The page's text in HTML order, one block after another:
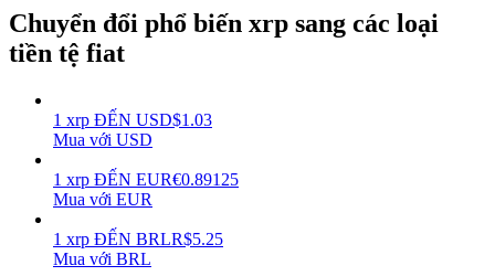
Học cách duy trì lợi nhuận
Chuyển đổi phổ biến xrp sang các loại
tiền tệ fiat
1 xrp ĐẾN USD$1.03
Mua với USD
1 xrp ĐẾN EUR€0.89125
Mua với EUR
1 xrp ĐẾN BRLR$5.25
Mua với BRL